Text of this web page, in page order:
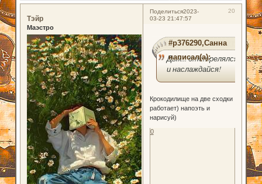
Поделиться 20
2023-
03-23 21:47:57
Тэйр
Маэстро
#p376290,Санна
написал(а):
Дык... отстрелялся
и наслаждайся!
Крокодилище на две сходки
работает) напоэть и
нарисуй)
0